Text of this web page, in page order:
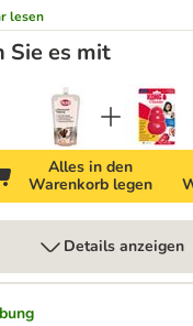
lesen
Sie es mit
Alles in den
Warenkorb legen
Details anzeigen